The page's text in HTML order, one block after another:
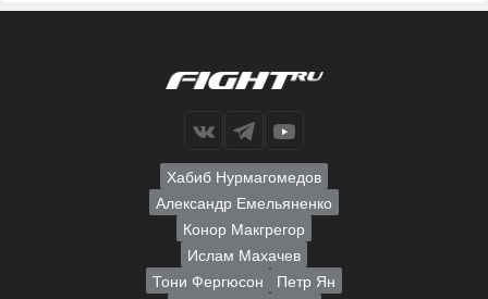
Хабиб Нурмагомедов
Александр Емельяненко
Конор Макгрегор
Ислам Махачев
Тони Фергюсон
Петр Ян